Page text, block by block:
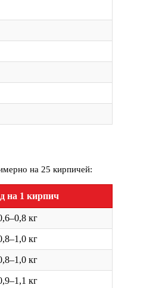
на 25 кирпичей:
на 1 кирпич
кг
кг
кг
кг